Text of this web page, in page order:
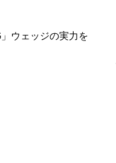
ウェッジの実力を